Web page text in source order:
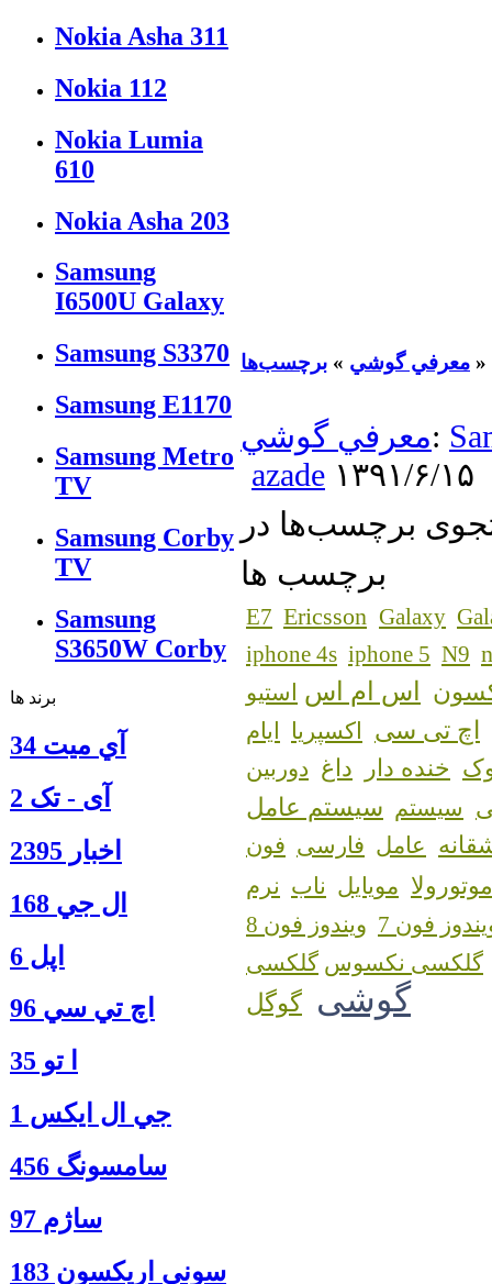
Nokia Asha 311
Nokia 112
Nokia Lumia
610
Nokia Asha 203
Samsung
I6500U Galaxy
Samsung S3370
Samsung E1170
Samsung Metro
TV
Samsung Corby
TV
Samsung
S3650W Corby
برند ها
آي ميت 34
آی - تک 2
اخبار 2395
ال جي 168
اپل 6
اچ تي سي 96
ا‍ تو 35
جي ال ايكس 1
سامسونگ 456
ساژم 97
سوني اريكسون 183
معرفي گوشي » برچسب‌ها »
معرفي گوشي:
azade ۱۳۹۱/۶/۱۵
برچسب ها
E7 Ericsson Galaxy
iphone 4s iphone 5 N9
اس ام اس استیو
اچ تی سی اکسپریا ایام
خنده دار داغ دوربین
سیستم سیستم عامل
عامل فارسی فون
موتورولا مویایل ناب نرم
فون 7
ویندوز فون 8
گلکسی نکسوس
گوشی گوگل